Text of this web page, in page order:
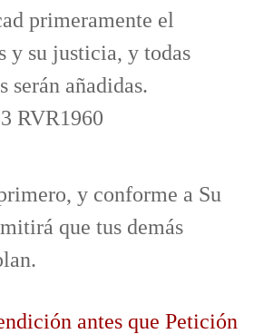
primeramente el
y su justicia, y todas
serán añadidas.
RVR1960
y conforme a Su
que tus demás
antes que Petición